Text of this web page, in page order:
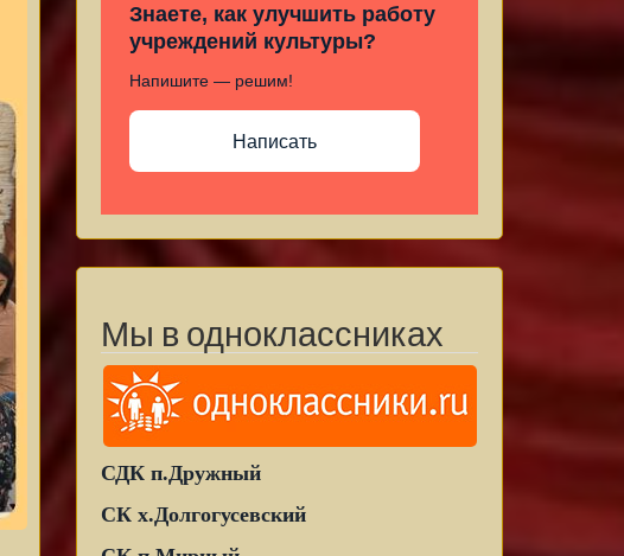
Знаете, как улучшить работу
учреждений культуры?
Напишите — решим!
Написать
Мы в одноклассниках
СДК п.Дружный
СК х.Долгогусевский